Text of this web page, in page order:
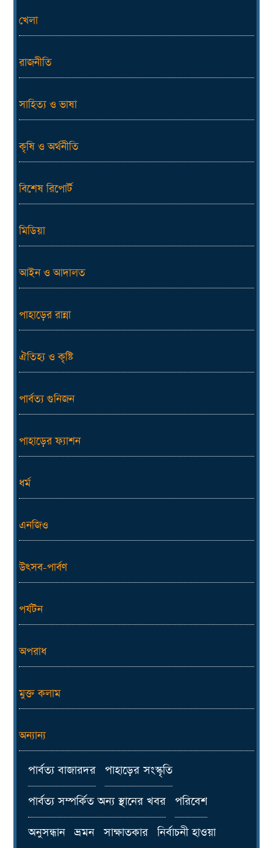
খেলা
রাজনীতি
সাহিত্য ও ভাষা
কৃষি ও অর্থনীতি
বিশেষ রিপোর্ট
মিডিয়া
আইন ও আদালত
পাহাড়ের রান্না
ঐতিহ্য ও কৃষ্টি
পার্বত্য গুনিজন
পাহাড়ের ফ্যাশন
ধর্ম
এনজিও
উৎসব-পার্বণ
পর্যটন
অপরাধ
মুক্ত কলাম
অন্যান্য
পার্বত্য বাজারদর পাহাড়ের সংস্কৃতি
পার্বত্য সম্পর্কিত অন্য স্থানের খবর পরিবেশ
অনুসন্ধান ভ্রমন সাক্ষাতকার নির্বাচনী হাওয়া